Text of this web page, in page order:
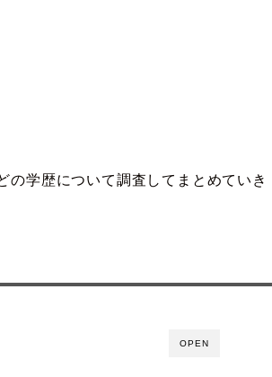
の学歴について調査してまとめていき
OPEN